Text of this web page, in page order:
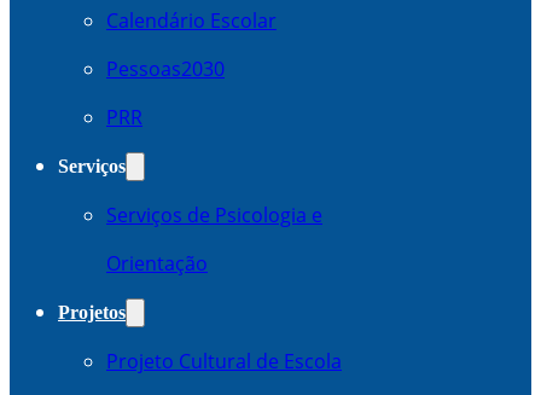
Calendário Escolar
Pessoas2030
PRR
Serviços
Serviços de Psicologia e
Orientação
Projetos
Projeto Cultural de Escola